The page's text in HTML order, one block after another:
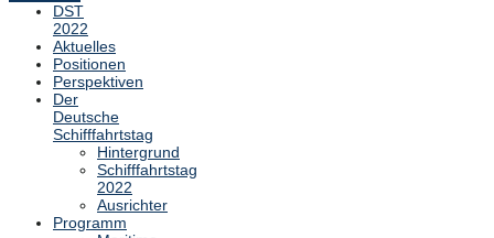
DST
2022
Aktuelles
Positionen
Perspektiven
Der
Deutsche
Schifffahrtstag
Hintergrund
Schifffahrtstag
2022
Ausrichter
Programm